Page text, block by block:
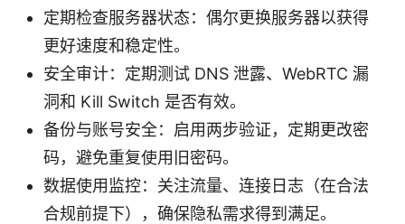
定期检查服务器状态：偶尔更换服务器以获得
更好速度和稳定性。
安全审计：定期测试 DNS 泄露、WebRTC 漏
洞和 Kill Switch 是否有效。
备份与账号安全：启用两步验证，定期更改密
码，避免重复使用旧密码。
数据使用监控：关注流量、连接日志（在合法
合规前提下），确保隐私需求得到满足。